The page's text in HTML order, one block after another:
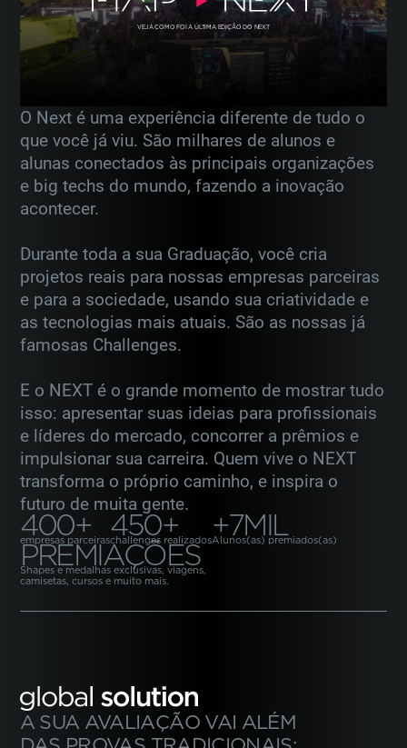
VEJA COMO FOI A ÚLTIMA EDIÇÃO DO NEXT
O Next é uma experiência diferente de tudo o
que você já viu. São milhares de alunos e
alunas conectados às principais organizações
e big techs do mundo, fazendo a inovação
acontecer.
Durante toda a sua Graduação, você cria
projetos reais para nossas empresas parceiras
e para a sociedade, usando sua criatividade e
as tecnologias mais atuais. São as nossas já
famosas Challenges.
E o NEXT é o grande momento de mostrar tudo
isso: apresentar suas ideias para profissionais
e líderes do mercado, concorrer a prêmios e
impulsionar sua carreira. Quem vive o NEXT
transforma o próprio caminho, e inspira o
futuro de muita gente.
400+
empresas parceiras +7MIL
Alunos(as) premiados(as)
450+
challenges realizados
PREMIAÇÕES
Shapes e medalhas exclusivas, viagens,
camisetas, cursos e muito mais.
A SUA AVALIAÇÃO VAI ALÉM